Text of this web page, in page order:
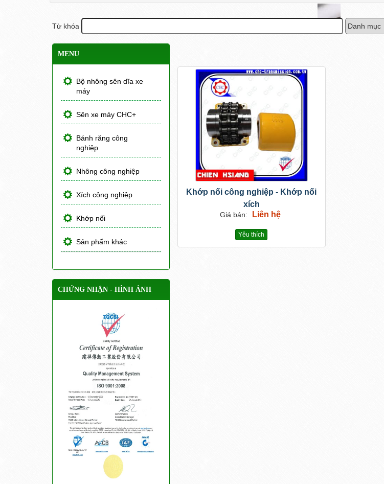
Từ khóa
Khớp nối công nghiệp - Khớp nối
xích
Giá bán: Liên hệ
Yêu thích
MENU
Bộ nhông sên dĩa xe
máy
Sên xe máy CHC+
Bánh răng công
nghiệp
Nhông công nghiệp
Xích công nghiệp
Khớp nối
Sản phẩm khác
CHỨNG NHẬN - HÌNH ẢNH